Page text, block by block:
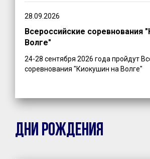
28.09.2026
Всероссийские соревнования
Волге"
24-28 сентября 2026 года пройдут
соревнования "Киокушин на Волге"
ДНИ РОЖДЕНИЯ